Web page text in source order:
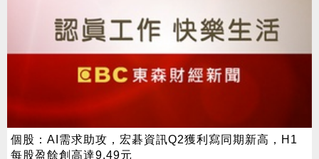
個股：AI需求助攻，宏碁資訊Q2獲利寫同期新高，H1
每股盈餘創高達9.49元